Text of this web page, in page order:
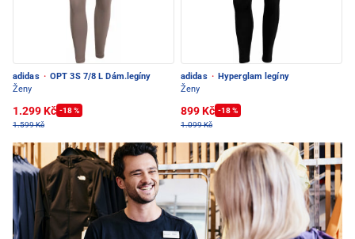
adidas · OPT 3S 7/8 L Dám.legíny
Ženy
1.299 Kč -18 %
1.599 Kč
adidas · Hyperglam legíny
Ženy
899 Kč -18 %
1.099 Kč